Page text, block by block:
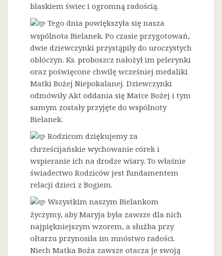
blaskiem świec i ogromną radością.
Tego dnia powiększyła się nasza
wspólnota Bielanek. Po czasie przygotowań,
dwie dziewczynki przystąpiły do uroczystych
obłóczyn. Ks. proboszcz nałożył im pelerynki
oraz poświęcone chwilę wcześniej medaliki
Matki Bożej Niepokalanej. Dziewczynki
odmówiły Akt oddania się Matce Bożej i tym
samym zostały przyjęte do wspólnoty
Bielanek.
Rodzicom dziękujemy za
chrześcijańskie wychowanie córek i
wspieranie ich na drodze wiary. To właśnie
świadectwo Rodziców jest fundamentem
relacji dzieci z Bogiem.
Wszystkim naszym Bielankom
życzymy, aby Maryja była zawsze dla nich
najpiękniejszym wzorem, a służba przy
ołtarzu przynosiła im mnóstwo radości.
Niech Matka Boża zawsze otacza je swoją